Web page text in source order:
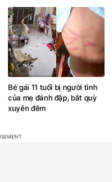
Bé gái 11 tuổi bị người tình
của mẹ đánh đập, bắt quỳ
xuyên đêm